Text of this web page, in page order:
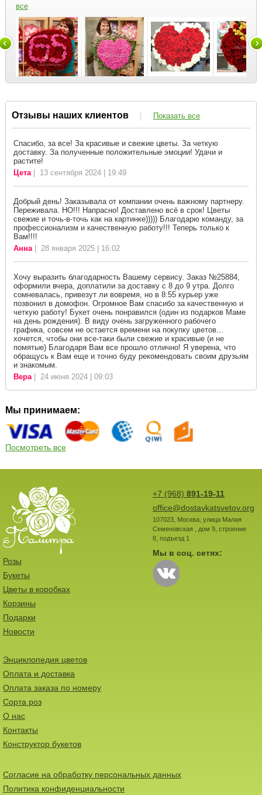
все
Отзывы наших клиентов | Показать все
Спасибо, за все! За красивые и свежие цветы. За четкую
доставку. За полученные положительные эмоции! Удачи и
растите!
Цета| 13 сентября 2024 | 19:49
Добрый день! Заказывала от компании очень важному партнеру.
Переживала. НО!!! Напрасно! Доставлено всё в срок! Цветы
свежие и точь-в-точь как на картинке))))) Благодарю команду, за
профессионализм и качественную работу!!! Теперь только к
Вам!!!!
Анна| 28 января 2025 | 16:02
Хочу выразить благодарность Вашему сервису. Заказ №25884,
оформили вчера, доплатили за доставку с 8 до 9 утра. Долго
сомневалась, привезут ли вовремя, но в 8:55 курьер уже
позвонил в домофон. Огромное Вам спасибо за качественную и
четкую работу! Букет очень понравился (один из подарков Маме
на день рождения). В виду очень загруженного рабочего
графика, совсем не остается времени на покупку цветов...
хочется, чтобы они все-таки были свежие и красивые (и не
помятые) Благодаря Вам все прошло отлично! Я уверена, что
обращусь к Вам еще и точно буду рекомендовать своим друзьям
и знакомым.
Вера| 24 июня 2024 | 09:03
Мы принимаем:
Посмотреть все
+7 (968) 891-19-11
office@dostavkatsvetov.org
107023, Москва, улица Малая
Семеновская , дом 9, строение
8, подъезд 1
Мы в соц. сетях:
Розы
Букеты
Цветы в коробках
Корзины
Подарки
Новости
Энциклопедия цветов
Оплата и доставка
Оплата заказа по номеру
Сорта роз
О нас
Контакты
Конструктор букетов
Согласие на обработку персональных данных
Политика конфиденциальности